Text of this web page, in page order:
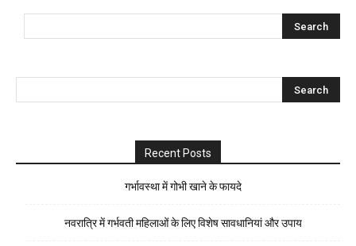
Recent Posts
गर्भावस्था में गोभी खाने के फायदे
नवरात्रि में गर्भवती महिलाओं के लिए विशेष सावधानियां और उपाय